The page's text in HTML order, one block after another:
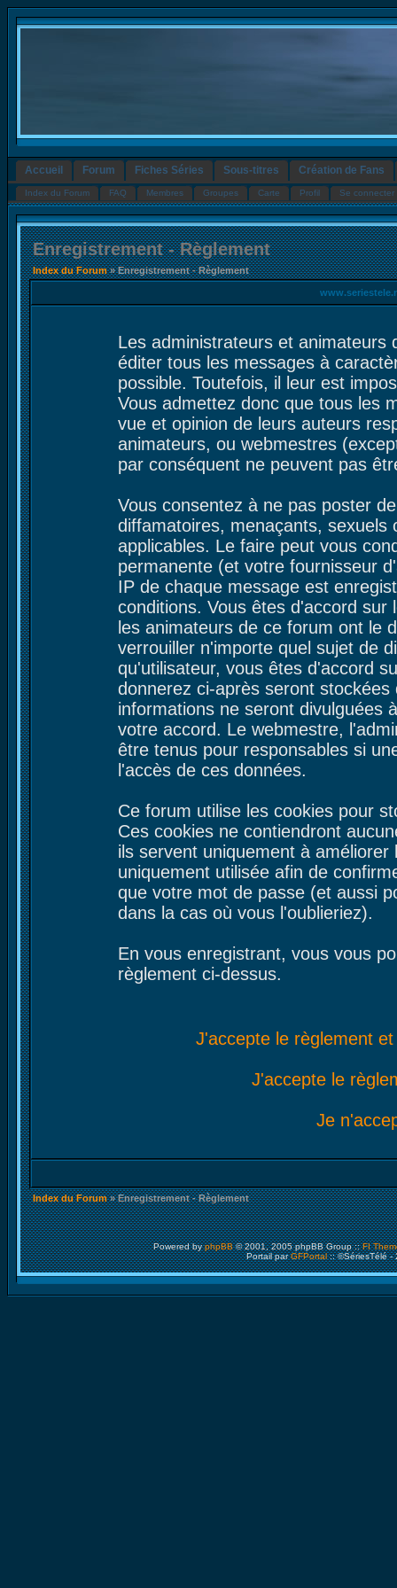
Accueil Forum Fiches Séries Sous-titres Création de Fans
Index du Forum FAQ Membres Groupes Carte Profil Se connecter
Enregistrement - Règlement
Index du Forum» Enregistrement - Règlement
Les administrateurs et
éditer tous les messages à
possible. Toutefois, il leur est
Vous admettez donc que tous les
vue et opinion de leurs auteurs
animateurs, ou webmestres
par conséquent ne peuvent pas
Vous consentez à ne pas poster
diffamatoires, menaçants, sexuels
applicables. Le faire peut vous
permanente (et votre fournisseur
IP de chaque message est
conditions. Vous êtes d'accord
les animateurs de ce forum ont le
verrouiller n'importe quel sujet de
qu'utilisateur, vous êtes d'accord
donnerez ci-après seront
informations ne seront divulguées
votre accord. Le webmestre,
être tenus pour responsables si
l'accès de ces données.
Ce forum utilise les cookies pour
Ces cookies ne contiendront
ils servent uniquement à
uniquement utilisée afin de
que votre mot de passe (et aussi
dans la cas où vous l'oublieriez).
En vous enregistrant, vous vous
règlement ci-dessus.
J'accepte le règlement
J'accepte le
Je
Index du Forum» Enregistrement - Règlement
Powered byphpBB© 2001, 2005 phpBB Group ::FI
Portail parGFPortal:: ©SériesTélé -